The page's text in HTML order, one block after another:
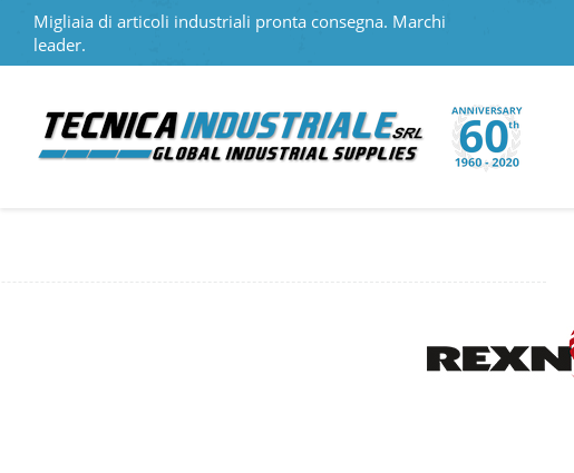
Migliaia di articoli industriali pronta consegna. Marchi
leader.